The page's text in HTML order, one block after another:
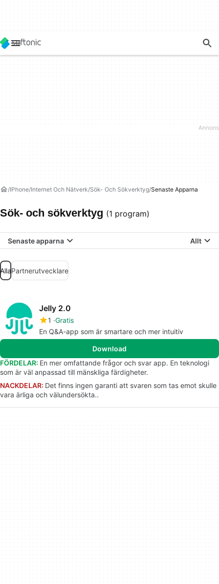
IPhone Internet Och Nätverk Sök- Och Sökverktyg Senaste Apparna
Sök- och sökverktyg (1 program)
Senaste apparna Allt
AllaPartnerutvecklare
Jelly 2.0
1 Gratis
En Q&A-app som är smartare och mer intuitiv
Download
FÖRDELAR: En mer omfattande frågor och svar app. En teknologi
som är väl anpassad till mänskliga färdigheter.
NACKDELAR: Det finns ingen garanti att svaren som tas emot skulle
vara ärliga och välundersökta..